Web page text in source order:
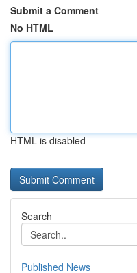
Submit a Comment
No HTML
HTML is disabled
Search
Published News